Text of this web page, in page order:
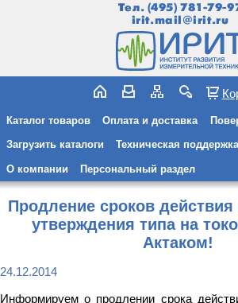
Тел. (495) 781-79-
irit.mail@irit.ru
Каталог товаров Оплата и доставка
Загрузить каталоги Техническая
О компании Персональный раздел
Продление сроков действия
утверждения типа на
Актаком!
24.12.2014
Информируем о продлении срока